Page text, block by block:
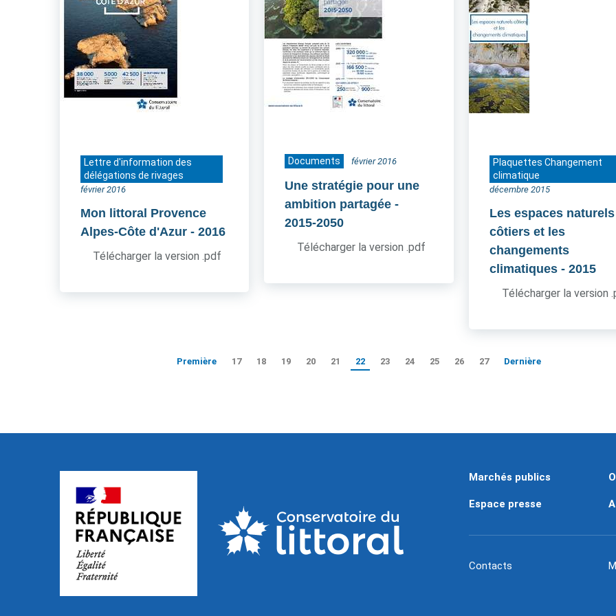
Lettre d'information des
délégations de rivages
février 2016
Mon littoral Provence
Alpes-Côte d'Azur - 2016
Télécharger la version .pdf
Documents février 2016
Une stratégie pour une
ambition partagée-
2015-2050
Télécharger la version .pdf
Plaquettes Changement
climatique
décembre 2015
Les espaces naturels
côtiers et les
changements
climatiques - 2015
Télécharger la version
Première 17 18 19 20 21 22 23 24 25 26 27 Dernière
Marchés publics
Espace presse
Contacts